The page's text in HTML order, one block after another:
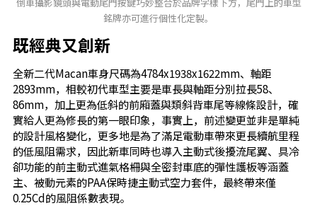
銘牌亦可進行個性化定製。
既經典又創新
全新二代Macan車身尺碼為4784x1938x1622mm、軸距
2893mm，相較初代車型主要是車長與軸距分別拉長58、
86mm，加上更為低斜的前廂蓋與類斜背車尾等線條設計，確
實給人更為修長的第一眼印象，事實上，前述變更並非是單純
的設計風格變化，更多地是為了滿足電動車帶來更長續航里程
的低風阻需求，因此新車同時也導入主動式後擾流尾翼、具冷
卻功能的前主動式進氣格柵與全密封車底的彈性護板等涵蓋
主、被動元素的PAA保時捷主動式空力套件，最終帶來僅
0.25Cd的風阻係數表現。